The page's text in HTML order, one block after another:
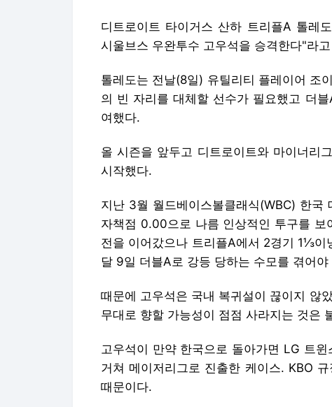
디트로이트 타이거스 산하 트리플A 톨레
시울브스 우완투수 고우석을 승격한다"라
톨레도는 전날(8일) 유틸리티 플레이어 조
의 빈 자리를 대체할 선수가 필요했고 더
여했다.
올 시즌을 앞두고 디트로이트와 마이너리
시작했다.
지난 3월 월드베이스볼클래식(WBC) 한
자책점 0.00으로 나름 인상적인 투구를
전을 이어갔으나 트리플A에서 2경기 1⅓
달 9일 더블A로 강등 당하는 수모를 겪어야
때문에 고우석은 국내 복귀설이 끊이지 않
무대로 향할 가능성이 점점 사라지는 것은
고우석이 만약 한국으로 돌아가면 LG 트
거쳐 메이저리그로 진출한 케이스. KBO
때문이다.